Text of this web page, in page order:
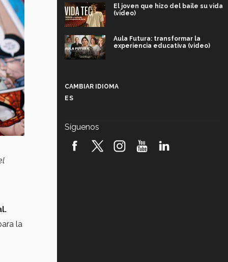
la
El joven que hizo del baile su vida
(video)
Aula Futura: transformar la
experiencia educativa (video)
robótica FIRST 2026! (video)
CAMBIAR IDIOMA
ES
Síguenos